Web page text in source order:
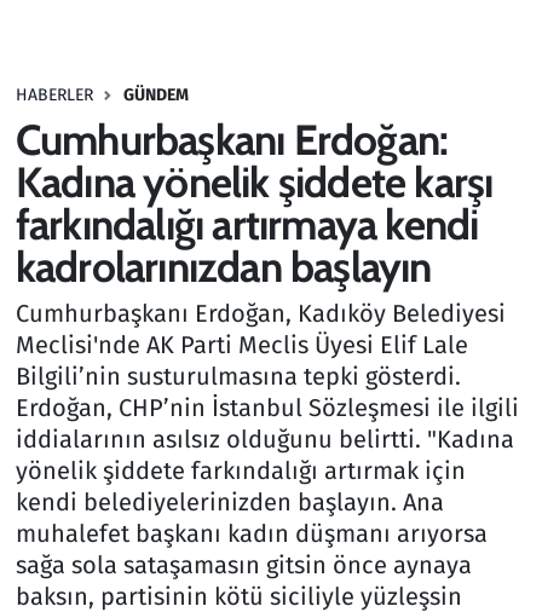
HABERLER GÜNDEM
Cumhurbaşkanı Erdoğan:
Kadına yönelik şiddete karşı
farkındalığı artırmaya kendi
kadrolarınızdan başlayın
Cumhurbaşkanı Erdoğan, Kadıköy Belediyesi
Meclisi'nde AK Parti Meclis Üyesi Elif Lale
Bilgili’nin susturulmasına tepki gösterdi.
Erdoğan, CHP’nin İstanbul Sözleşmesi ile ilgili
iddialarının asılsız olduğunu belirtti. "Kadına
yönelik şiddete farkındalığı artırmak için
kendi belediyelerinizden başlayın. Ana
muhalefet başkanı kadın düşmanı arıyorsa
sağa sola sataşamasın gitsin önce aynaya
baksın, partisinin kötü siciliyle yüzleşsin
Haber
Kültür Sanat
Kurumsal Haberler
Lezzet Durağı
Memur ve Kamu
Otomobil
Oyun
Ramazan
Resmi İlanlar